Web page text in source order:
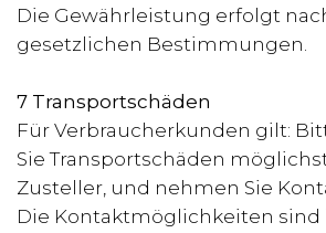
Die Gewährleistung erfolgt
gesetzlichen Bestimmungen.
7 Transportschäden
Für Verbraucherkunden gilt:
Sie Transportschäden
Zusteller, und nehmen Sie
Die Kontaktmöglichkeiten